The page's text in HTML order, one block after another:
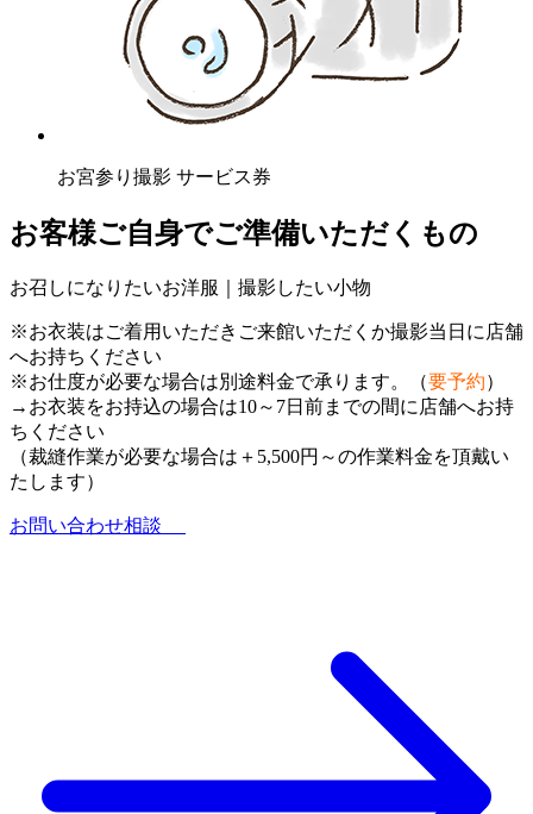
お宮参り撮影 サービス券
お客様ご自身でご準備いただくもの
お召しになりたいお洋服｜撮影したい小物
※お衣装はご着用いただきご来館いただくか撮影当日に店舗
へお持ちください
※お仕度が必要な場合は別途料金で承ります。（要予約）
→お衣装をお持込の場合は10～7日前までの間に店舗へお持
ちください
（裁縫作業が必要な場合は＋5,500円～の作業料金を頂戴い
たします）
お問い合わせ相談